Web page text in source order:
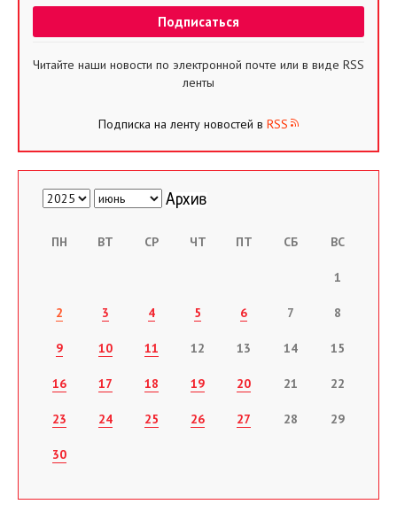
Читайте наши новости по электронной почте или в виде RSS
ленты
Подписка на ленту новостей в RSS
ПН ВТ СР ЧТ ПТ СБ ВС
1
2 3 4 5 6 7 8
9 10 11 12 13 14 15
16 17 18 19 20 21 22
23 24 25 26 27 28 29
30